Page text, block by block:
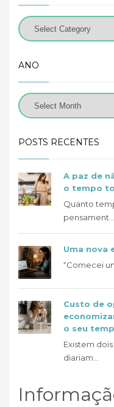
ANO
POSTS RECENTES
A paz de
o tempo
Quanto
pensament...
Uma nova
“Comecei
Custo de
o seu
Existem
diariam...